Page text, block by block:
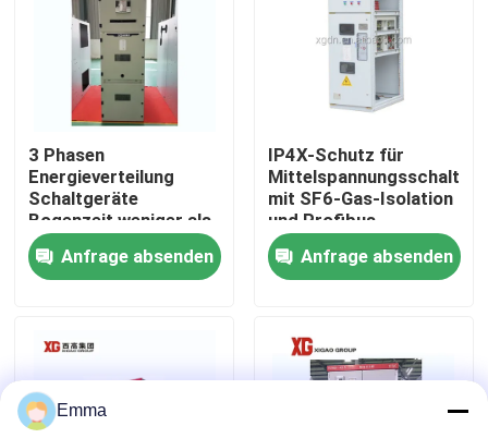
Fabrik-Ausflug
Qualitätskontrolle
Treten Sie mit uns in Verbindung
Fordern Sie ein Zitat
Lasttrennschalter SF6
Netzverteilungs-Schaltanlage
3 Phasen
Energieverteilung
Schaltgeräte
Bogenzeit weniger als
3 ms für eine
reibungslose
Stromverteilung
Anfrage absenden
IP4X-Schutz für
mit SF6-Gas-Isolation
und Profibus-
Kommunikation
Anfrage absenden
Emma